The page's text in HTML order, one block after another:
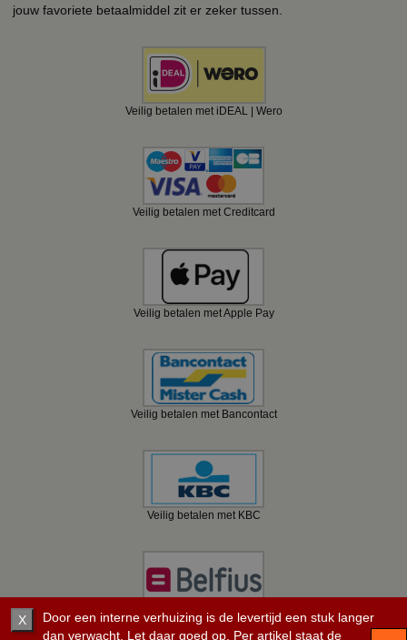
jouw favoriete betaalmiddel zit er zeker tussen.
Veilig betalen met iDEAL | Wero
Veilig betalen met Creditcard
Veilig betalen met Apple Pay
Veilig betalen met Bancontact
Veilig betalen met KBC
Veilig betalen met Belfius
X
Door een interne verhuizing is de levertijd een stuk langer
dan verwacht. Let daar goed op. Per artikel staat de